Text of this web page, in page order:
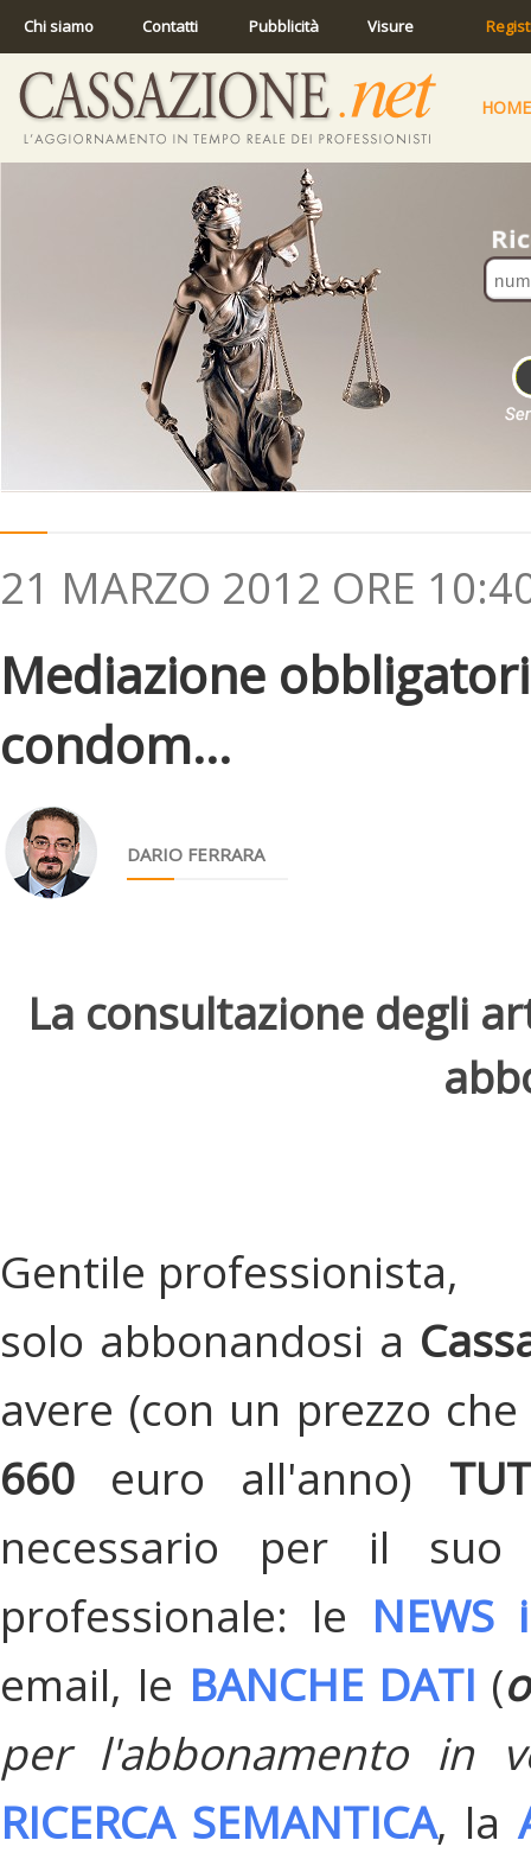
Chi siamo Contatti Pubblicità Visure
HOME
21 MARZO 2012 ORE
Mediazione
condom...
DARIO FERRARA
La consultazione degli
Gentile professionista,
solo abbonandosi a
avere (con un prezzo
660 euro all'anno)
necessario per il suo
professionale: le
email, le BANCHE DATI (
per l'abbonamento in
RICERCA SEMANTICA, la